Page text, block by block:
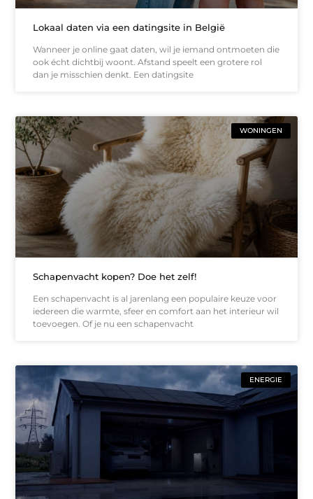
Lokaal daten via een datingsite in België
Wanneer je online gaat daten, wil je iemand ontmoeten die
ook écht dichtbij woont. Afstand speelt een grotere rol
dan je misschien denkt. Een datingsite
WONINGEN
Schapenvacht kopen? Doe het zelf!
Een schapenvacht is al jarenlang een populaire keuze voor
iedereen die warmte, sfeer en comfort aan het interieur wil
toevoegen. Of je nu een schapenvacht
ENERGIE